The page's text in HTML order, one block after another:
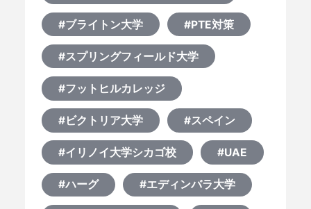
#ブライトン大学 #PTE対策
#スプリングフィールド大学
#フットヒルカレッジ
#ビクトリア大学 #スペイン
#イリノイ大学シカゴ校 #UAE
#ハーグ #エディンバラ大学